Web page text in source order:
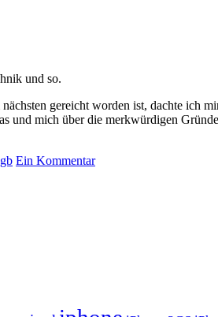
und so.
gereicht worden ist, dachte ich
und mich über die merkwürdigen
Ein Kommentar